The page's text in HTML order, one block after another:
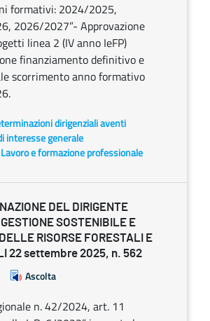
formativi: 2024/2025,
2026/2027”- Approvazione
linea 2 (IV anno IeFP)
finanziamento definitivo e
scorrimento anno formativo
dirigenziali aventi
interesse generale
Lavoro e formazione professionale
DEL DIRIGENTE
SOSTENIBILE E
RISORSE FORESTALI E
22 settembre 2025, n. 562
Ascolta
n. 42/2024, art. 11